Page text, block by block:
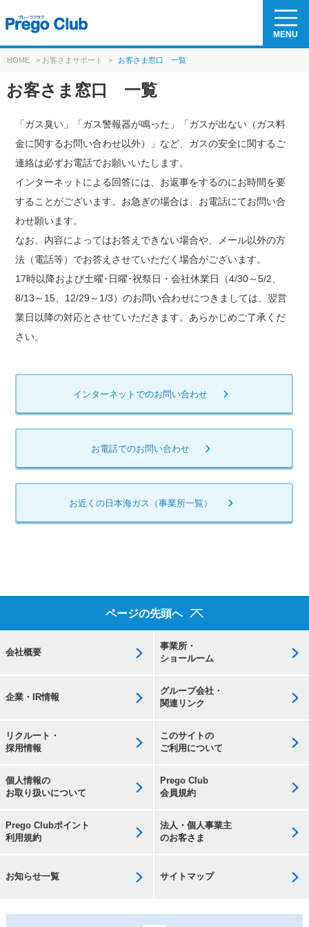
MENU
HOME > お客さまサポート > お客さま窓口 一覧
お客さま窓口 一覧
「ガス臭い」「ガス警報器が鳴った」「ガスが出ない（ガス料
金に関するお問い合わせ以外）」など、ガスの安全に関するご
連絡は必ずお電話でお願いいたします。
インターネットによる回答には、お返事をするのにお時間を要
することがございます。お急ぎの場合は、お電話にてお問い合
わせ願います。
なお、内容によってはお答えできない場合や、メール以外の方
法（電話等）でお答えさせていただく場合がございます。
17時以降および土曜･日曜･祝祭日・会社休業日（4/30～5/2、
8/13～15、12/29～1/3）のお問い合わせにつきましては、翌営
業日以降の対応とさせていただきます。あらかじめご了承くだ
さい。
インターネットでのお問い合わせ
お電話でのお問い合わせ
お近くの日本海ガス （事業所一覧）
ページの先頭へ
会社概要
事業所・
ショールーム
企業・IR情報
グループ会社・
関連リンク
リクルート・
採用情報
このサイトの
ご利用について
個人情報の
お取り扱いについて
Prego Club
会員規約
Prego Clubポイント
利用規約
法人・個人事業主
のお客さま
お知らせ一覧 サイトマップ